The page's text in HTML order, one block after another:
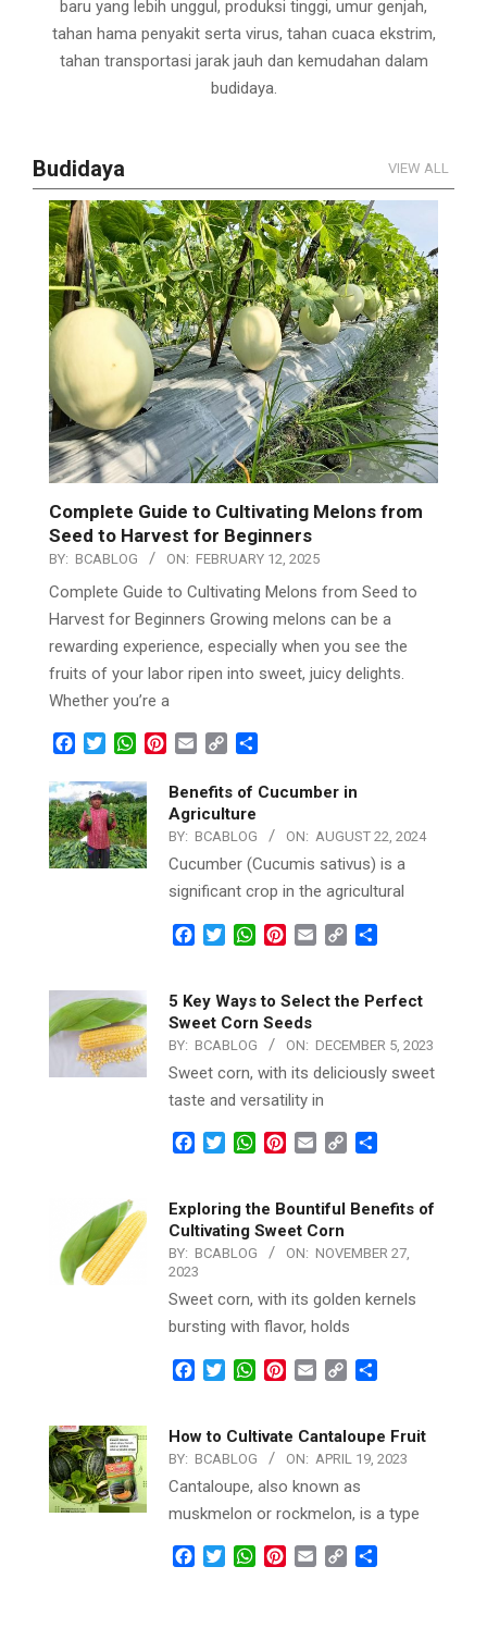
baru yang lebih unggul, produksi tinggi, umur genjah,
tahan hama penyakit serta virus, tahan cuaca ekstrim,
tahan transportasi jarak jauh dan kemudahan dalam
budidaya.
Budidaya VIEW ALL
Complete Guide to Cultivating Melons from
Seed to Harvest for Beginners
BY: BCABLOG ON: FEBRUARY 12, 2025
Complete Guide to Cultivating Melons from Seed to
Harvest for Beginners Growing melons can be a
rewarding experience, especially when you see the
fruits of your labor ripen into sweet, juicy delights.
Whether you’re a
Facebook
TwitterWhatsApp
Pinterest
Email Copy
Benefits of Cucumber in
Agriculture
BY: BCABLOG ON: AUGUST 22, 2024
Cucumber (Cucumis sativus) is a
significant crop in the agricultural
Facebook
TwitterWhatsApp
Pinterest
Email Copy
5 Key Ways to Select the Perfect
Sweet Corn Seeds
BY: BCABLOG ON: DECEMBER 5, 2023
Sweet corn, with its deliciously sweet
taste and versatility in
Facebook
TwitterWhatsApp
Pinterest
Email Copy
Exploring the Bountiful Benefits of
Cultivating Sweet Corn
BY: BCABLOG ON: NOVEMBER 27,
2023
Sweet corn, with its golden kernels
bursting with flavor, holds
Facebook
TwitterWhatsApp
Pinterest
Email Copy
How to Cultivate Cantaloupe Fruit
BY: BCABLOG ON: APRIL 19, 2023
Cantaloupe, also known as
muskmelon or rockmelon, is a type
Facebook
TwitterWhatsApp
Pinterest
Email Copy